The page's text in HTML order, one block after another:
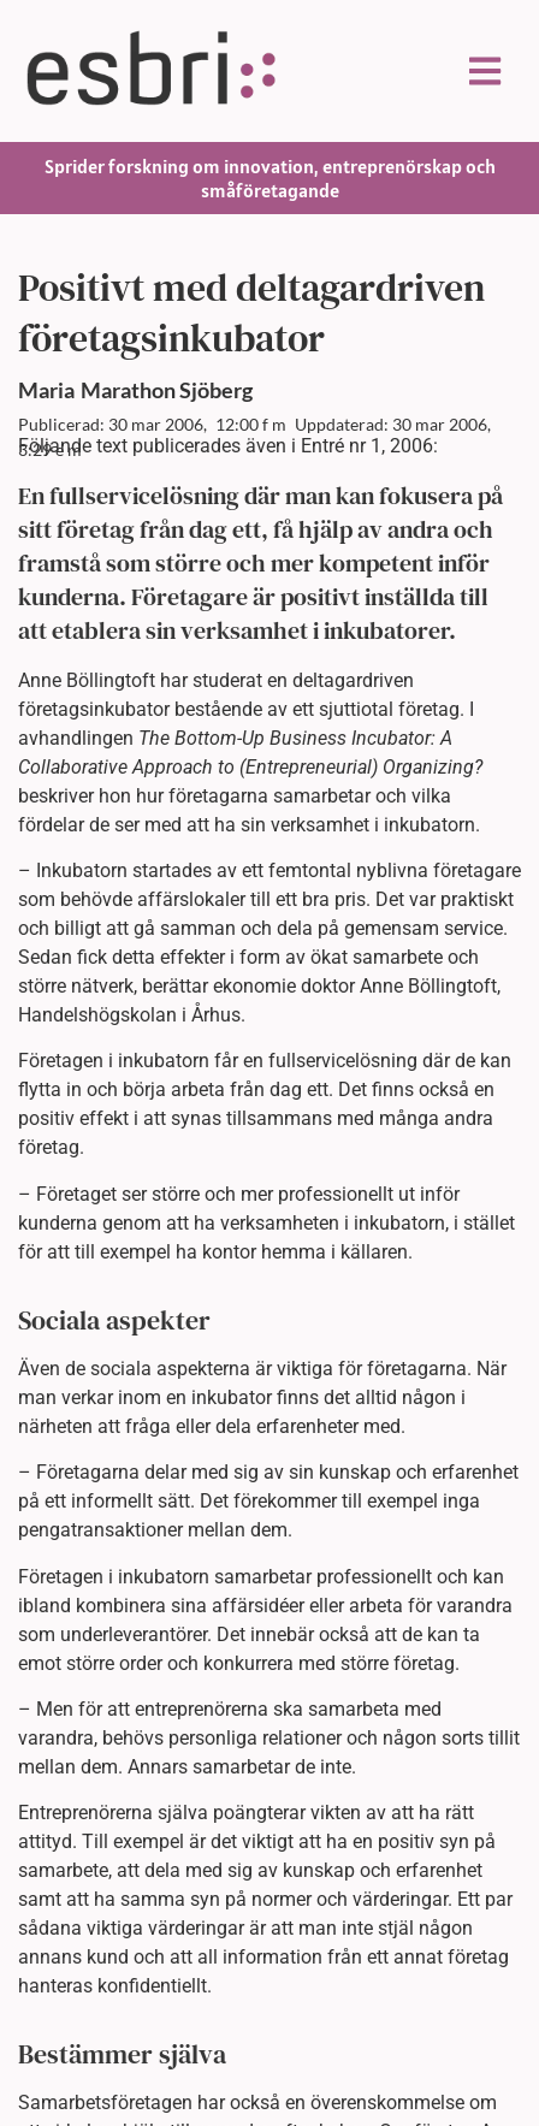
Sprider forskning om innovation, entreprenörskap och
småföretagande
Positivt med deltagardriven
företagsinkubator
Maria Marathon Sjöberg
Publicerad: 30 mar 2006, 12:00 f m Uppdaterad: 30 mar 2006,
3:29 e m
Följande text publicerades även i Entré nr 1, 2006:
En fullservicelösning där man kan fokusera på
sitt företag från dag ett, få hjälp av andra och
framstå som större och mer kompetent inför
kunderna. Företagare är positivt inställda till
att etablera sin verksamhet i inkubatorer.
Anne Böllingtoft har studerat en deltagardriven
företagsinkubator bestående av ett sjuttiotal företag. I
avhandlingen The Bottom-Up Business Incubator: A
Collaborative Approach to (Entrepreneurial) Organizing?
beskriver hon hur företagarna samarbetar och vilka
fördelar de ser med att ha sin verksamhet i inkubatorn.
– Inkubatorn startades av ett femtontal nyblivna företagare
som behövde affärslokaler till ett bra pris. Det var praktiskt
och billigt att gå samman och dela på gemensam service.
Sedan fick detta effekter i form av ökat samarbete och
större nätverk, berättar ekonomie doktor Anne Böllingtoft,
Handelshögskolan i Århus.
Företagen i inkubatorn får en fullservicelösning där de kan
flytta in och börja arbeta från dag ett. Det finns också en
positiv effekt i att synas tillsammans med många andra
företag.
– Företaget ser större och mer professionellt ut inför
kunderna genom att ha verksamheten i inkubatorn, i stället
för att till exempel ha kontor hemma i källaren.
Sociala aspekter
Även de sociala aspekterna är viktiga för företagarna. När
man verkar inom en inkubator finns det alltid någon i
närheten att fråga eller dela erfarenheter med.
– Företagarna delar med sig av sin kunskap och erfarenhet
på ett informellt sätt. Det förekommer till exempel inga
pengatransaktioner mellan dem.
Företagen i inkubatorn samarbetar professionellt och kan
ibland kombinera sina affärsidéer eller arbeta för varandra
som underleverantörer. Det innebär också att de kan ta
emot större order och konkurrera med större företag.
– Men för att entreprenörerna ska samarbeta med
varandra, behövs personliga relationer och någon sorts tillit
mellan dem. Annars samarbetar de inte.
Entreprenörerna själva poängterar vikten av att ha rätt
attityd. Till exempel är det viktigt att ha en positiv syn på
samarbete, att dela med sig av kunskap och erfarenhet
samt att ha samma syn på normer och värderingar. Ett par
sådana viktiga värderingar är att man inte stjäl någon
annans kund och att all information från ett annat företag
hanteras konfidentiellt.
Bestämmer själva
Samarbetsföretagen har också en överenskommelse om